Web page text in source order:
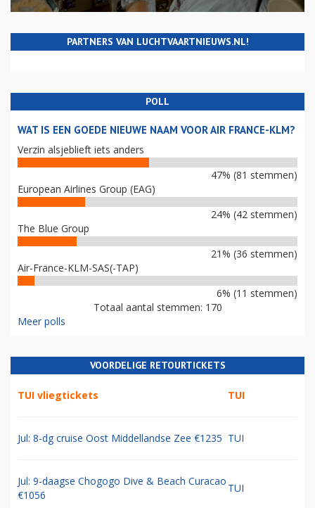
PARTNERS VAN LUCHTVAARTNIEUWS.NL!
POLL
WAT IS EEN GOEDE NIEUWE NAAM VOOR AIR FRANCE-KLM?
Verzin alsjeblieft iets anders
47% (81 stemmen)
European Airlines Group (EAG)
24% (42 stemmen)
The Blue Group
21% (36 stemmen)
Air-France-KLM-SAS(-TAP)
6% (11 stemmen)
Totaal aantal stemmen: 170
Meer polls
VOORDELIGE RETOURTICKETS
TUI vliegtickets TUI
Jul: 8-dg cruise Oost Middellandse Zee €1235 TUI
Jul: 9-daagse Chogogo Dive & Beach Curacao
€1056
TUI